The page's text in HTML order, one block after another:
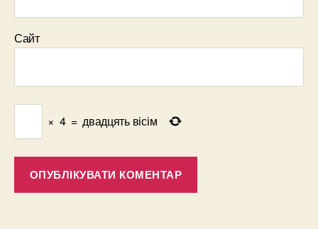
Сайт
× 4 = двадцять вісім